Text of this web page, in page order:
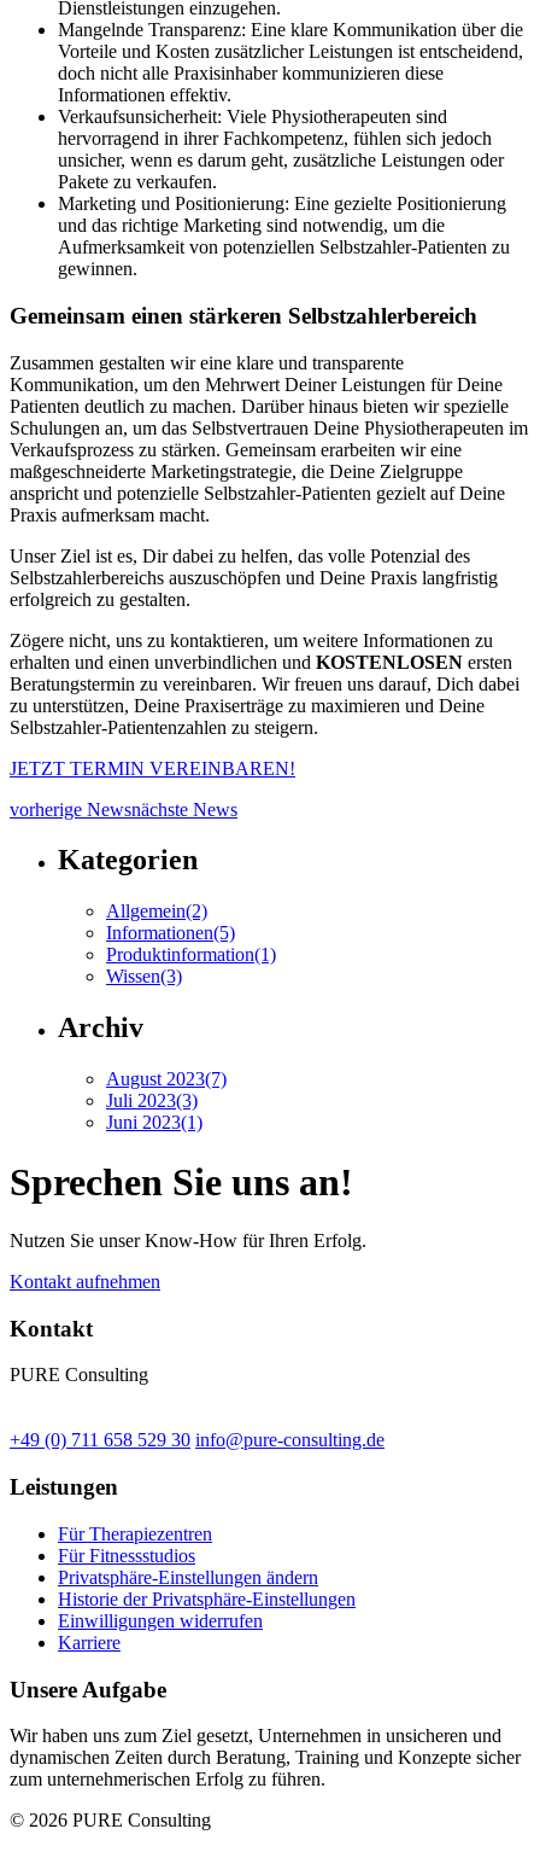
Dienstleistungen einzugehen.
Mangelnde Transparenz: Eine klare Kommunikation über die
Vorteile und Kosten zusätzlicher Leistungen ist entscheidend,
doch nicht alle Praxisinhaber kommunizieren diese
Informationen effektiv.
Verkaufsunsicherheit: Viele Physiotherapeuten sind
hervorragend in ihrer Fachkompetenz, fühlen sich jedoch
unsicher, wenn es darum geht, zusätzliche Leistungen oder
Pakete zu verkaufen.
Marketing und Positionierung: Eine gezielte Positionierung
und das richtige Marketing sind notwendig, um die
Aufmerksamkeit von potenziellen Selbstzahler-Patienten zu
gewinnen.
Gemeinsam einen stärkeren Selbstzahlerbereich
Zusammen gestalten wir eine klare und transparente
Kommunikation, um den Mehrwert Deiner Leistungen für Deine
Patienten deutlich zu machen. Darüber hinaus bieten wir spezielle
Schulungen an, um das Selbstvertrauen Deine Physiotherapeuten im
Verkaufsprozess zu stärken. Gemeinsam erarbeiten wir eine
maßgeschneiderte Marketingstrategie, die Deine Zielgruppe
anspricht und potenzielle Selbstzahler-Patienten gezielt auf Deine
Praxis aufmerksam macht.
Unser Ziel ist es, Dir dabei zu helfen, das volle Potenzial des
Selbstzahlerbereichs auszuschöpfen und Deine Praxis langfristig
erfolgreich zu gestalten.
Zögere nicht, uns zu kontaktieren, um weitere Informationen zu
erhalten und einen unverbindlichen und KOSTENLOSEN ersten
Beratungstermin zu vereinbaren. Wir freuen uns darauf, Dich dabei
zu unterstützen, Deine Praxiserträge zu maximieren und Deine
Selbstzahler-Patientenzahlen zu steigern.
JETZT TERMIN VEREINBAREN!
vorherige Newsnächste News
Kategorien
Allgemein(2)
Informationen(5)
Produktinformation(1)
Wissen(3)
Archiv
August 2023(7)
Juli 2023(3)
Juni 2023(1)
Sprechen Sie uns an!
Nutzen Sie unser Know-How für Ihren Erfolg.
Kontakt aufnehmen
Kontakt
PURE Consulting
+49 (0) 711 658 529 30 info@pure-consulting.de
Leistungen
Für Therapiezentren
Für Fitnessstudios
Privatsphäre-Einstellungen ändern
Historie der Privatsphäre-Einstellungen
Einwilligungen widerrufen
Karriere
Unsere Aufgabe
Wir haben uns zum Ziel gesetzt, Unternehmen in unsicheren und
dynamischen Zeiten durch Beratung, Training und Konzepte sicher
zum unternehmerischen Erfolg zu führen.
© 2026 PURE Consulting